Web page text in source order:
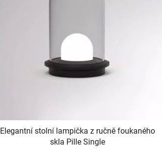
Elegantní stolní lampička z ručně foukaného
skla Pille Single